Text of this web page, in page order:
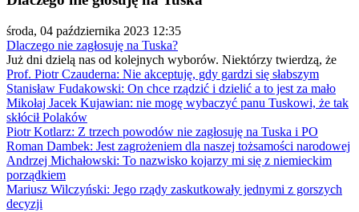
środa, 04 października 2023 12:35
Dlaczego nie zagłosuję na Tuska?
Już dni dzielą nas od kolejnych wyborów. Niektórzy twierdzą, że
Prof. Piotr Czauderna: Nie akceptuję, gdy gardzi się słabszym
Stanisław Fudakowski: On chce rządzić i dzielić a to jest za mało
Mikołaj Jacek Kujawian: nie mogę wybaczyć panu Tuskowi, że tak
skłócił Polaków
Piotr Kotlarz: Z trzech powodów nie zagłosuję na Tuska i PO
Roman Dambek: Jest zagrożeniem dla naszej tożsamości narodowej
Andrzej Michałowski: To nazwisko kojarzy mi się z niemieckim
porządkiem
Mariusz Wilczyński: Jego rządy zaskutkowały jednymi z gorszych
decyzji